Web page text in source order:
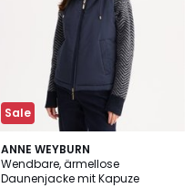
Sale
ANNE WEYBURN
Wendbare, ärmellose
Daunenjacke mit Kapuze
5
/
5
3
Farben